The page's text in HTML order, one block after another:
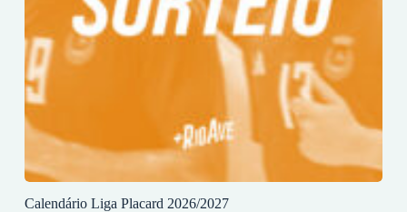
Calendário Liga Placard 2026/2027